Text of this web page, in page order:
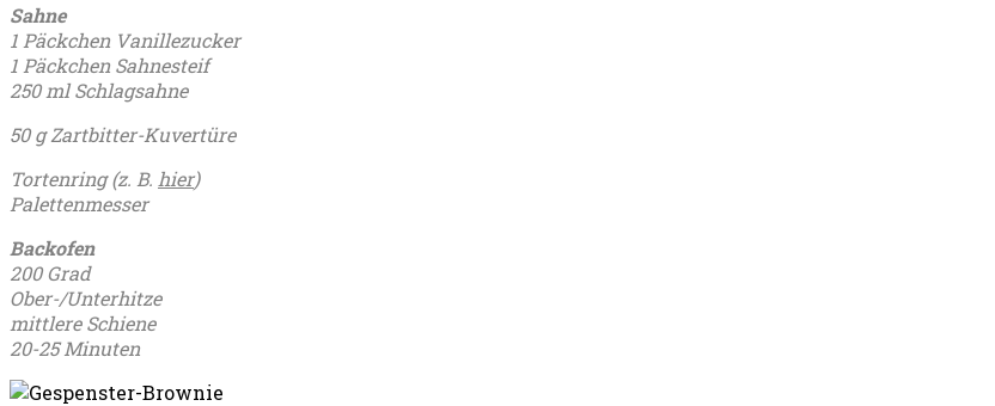
Sahne
1 Päckchen Vanillezucker
1 Päckchen Sahnesteif
250 ml Schlagsahne
50 g Zartbitter-Kuvertüre
Tortenring (z. B. hier)
Palettenmesser
Backofen
200 Grad
Ober-/Unterhitze
mittlere Schiene
20-25 Minuten